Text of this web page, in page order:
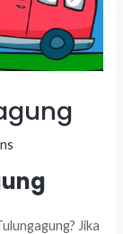
Jika